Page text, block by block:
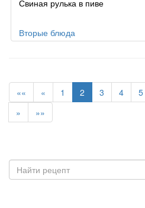
Свиная рулька в пиве
Вторые блюда
«« « 1 2 3 4 5
»
»»